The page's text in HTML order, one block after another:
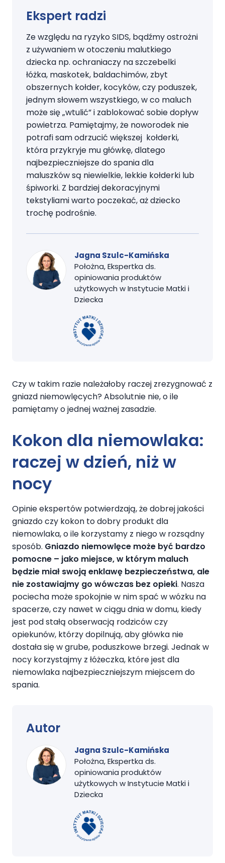
Ekspert radzi
Ze względu na ryzyko SIDS, bądźmy ostrożni
z używaniem w otoczeniu malutkiego
dziecka np. ochraniaczy na szczebelki
łóżka, maskotek, baldachimów, zbyt
obszernych kołder, kocyków, czy poduszek,
jednym słowem wszystkiego, w co maluch
może się „wtulić” i zablokować sobie dopływ
powietrza. Pamiętajmy, że noworodek nie
potrafi sam odrzucić większej kołderki,
która przykryje mu główkę, dlatego
najbezpieczniejsze do spania dla
maluszków są niewielkie, lekkie kołderki lub
śpiworki. Z bardziej dekoracyjnymi
tekstyliami warto poczekać, aż dziecko
trochę podrośnie.
Jagna Szulc-Kamińska
Położna, Ekspertka ds.
opiniowania produktów
użytkowych w Instytucie Matki i
Dziecka
Czy w takim razie należałoby raczej zrezygnować z
gniazd niemowlęcych? Absolutnie nie, o ile
pamiętamy o jednej ważnej zasadzie.
Kokon dla niemowlaka:
raczej w dzień, niż w
nocy
Opinie ekspertów potwierdzają, że dobrej jakości
gniazdo czy kokon to dobry produkt dla
niemowlaka, o ile korzystamy z niego w rozsądny
sposób. Gniazdo niemowlęce może być bardzo
pomocne – jako miejsce, w którym maluch
będzie miał swoją enklawę bezpieczeństwa, ale
nie zostawiajmy go wówczas bez opieki. Nasza
pociecha może spokojnie w nim spać w wózku na
spacerze, czy nawet w ciągu dnia w domu, kiedy
jest pod stałą obserwacją rodziców czy
opiekunów, którzy dopilnują, aby główka nie
dostała się w grube, poduszkowe brzegi. Jednak w
nocy korzystajmy z łóżeczka, które jest dla
niemowlaka najbezpieczniejszym miejscem do
spania.
Autor
Jagna Szulc-Kamińska
Położna, Ekspertka ds.
opiniowania produktów
użytkowych w Instytucie Matki i
Dziecka